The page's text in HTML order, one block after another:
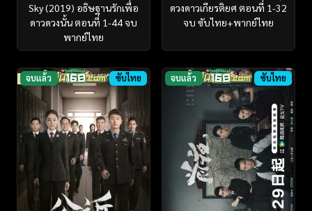
Sky (2019) อธิษฐานรักเพื่อ
ดาวดวงนั้น ตอนที่ 1-44 จบ
พากย์ไทย
ดวงดาวเกียรติยศ ตอนที่ 1-32
จบ ซับไทย+พากย์ไทย
จบแล้ว ซับไทย จบแล้ว ซับไทย